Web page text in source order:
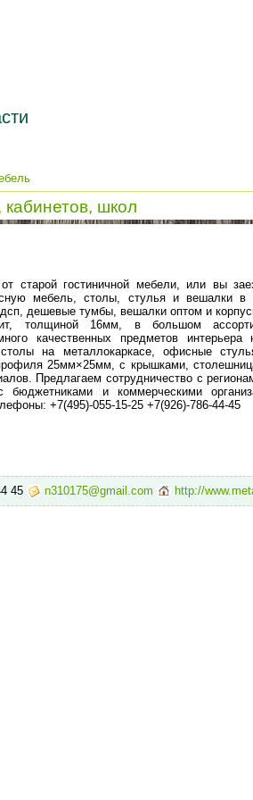
школ
старой гостиничной мебели, или вы
мебель, столы, стулья и вешалки в
дешевые тумбы, вешалки оптом и
толщиной 16мм, в большом
качественных предметов интерьера
на металлокаркасе, офисные
25мм×25мм, с крышками,
Предлагаем сотрудничество с
бюджетниками и коммерческими
+7(495)-055-15-25 +7(926)-786-44-45
45 n310175@gmail.com http://